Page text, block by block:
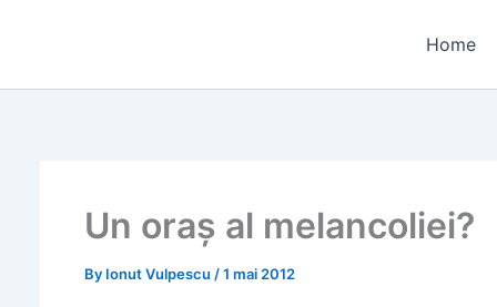
Home
Un oraş al melancoliei?
By Ionut Vulpescu /1 mai 2012